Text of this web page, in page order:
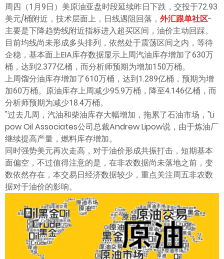
한글
日本語
Tiếng việt
ไทย
周四（1月9日）美原油亚盘时段延续昨日下跌，交投于72.93
美元/桶附近，技术层面上，日线遇阻回落， 外汇跟单社区-
主要是下降趋势线附近指标进入超买区间，油价主动回踩。
目前均线尚未形成多头排列，依然处于震荡区间之内，等待
企稳，基本面上EIA库存数据显示上周汽油库存增加了630万
桶，达到2.377亿桶，而分析师预期为增加150万桶。
上周馏分油库存增加了610万桶，达到1.289亿桶，预期为增
加60万桶。原油库存上周减少95.9万桶，降至4.146亿桶，而
分析师预期为减少18.4万桶。
"过去几周，汽油和柴油库存大幅增加，拖累了石油市场，"Li
pow Oil Associates公司总裁Andrew Lipow说，由于炼油厂
继续提高产量，燃料库存增加。
同时强势美元再次走高，对于油价形成共振打击，短期基本
面偏空，不过值得注意的是，在非农数据尚未落地之前，变
数依然存在，本交易日经济数据较少，重点关注周五非农数
据对于油价的影响。